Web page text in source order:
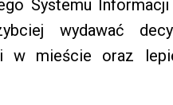
Systemu
wydawać
w mieście oraz